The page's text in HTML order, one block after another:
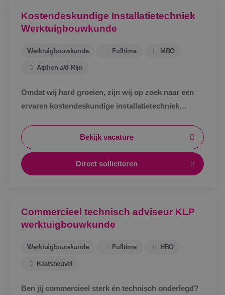
Kostendeskundige Installatietechniek
Werktuigbouwkunde
Werktuigbouwkunde Fulltime MBO
Alphen a/d Rijn
Omdat wij hard groeien, zijn wij op zoek naar een
ervaren kostendeskundige installatietechniek
Bekijk vacature
Direct solliciteren
Commercieel technisch adviseur KLP
werktuigbouwkunde
Werktuigbouwkunde Fulltime HBO
Kaatsheuvel
Ben jij commercieel sterk én technisch onderlegd?